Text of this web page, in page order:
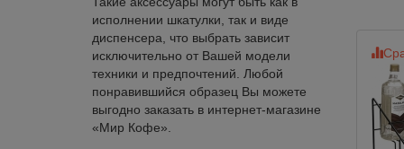
исполнении шкатулки, так и виде
диспенсера, что выбрать зависит
исключительно от Вашей модели
техники и предпочтений. Любой
понравившийся образец Вы можете
выгодно заказать в интернет-магазине
«Мир Кофе».